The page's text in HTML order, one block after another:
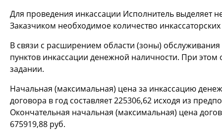
Для проведения инкассации Исполнитель выделяет
Заказчиком необходимое количество
В связи с расширением области (зоны)
пунктов инкассации денежной наличности. При этом
задании.
Начальная (максимальная) цена за инкассацию
договора в год составляет 225306,62 исходя из
Окончательная начальная (максимальная) цена
675919,88 руб.